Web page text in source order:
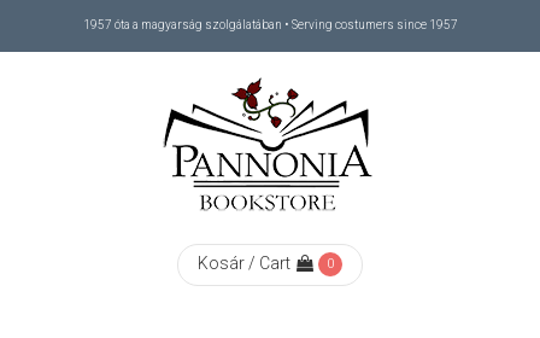
1957 óta a magyarság szolgálatában • Serving costumers since 1957
Kosár / Cart 0